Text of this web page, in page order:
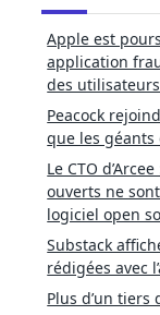
Apple est
application
des
Peacock
que les
Le CTO
ouverts ne
logiciel open
Substack
rédigées avec
Plus d’un